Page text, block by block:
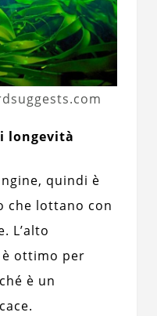
longevità
quindi è
che lottano con
L’alto
ottimo per
è un